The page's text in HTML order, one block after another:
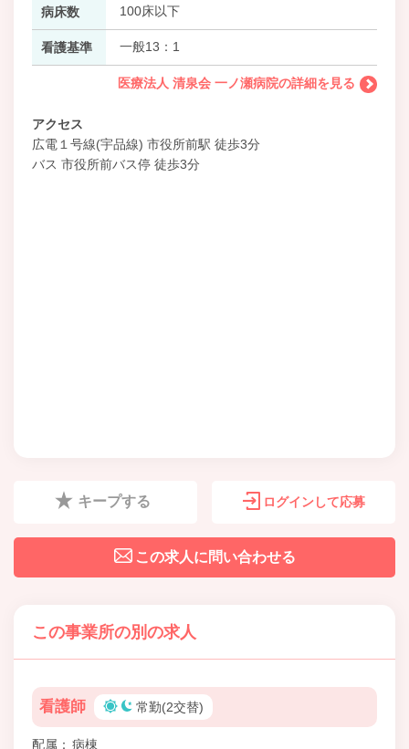
病床数 100床以下
看護基準 一般13：1
医療法人 清泉会 一ノ瀬病院の詳細を見る
アクセス
広電１号線(宇品線) 市役所前駅 徒歩3分
バス 市役所前バス停 徒歩3分
キープする ログインして応募
この求人に問い合わせる
この事業所の別の求人
看護師 常勤(2交替)
配属 病棟